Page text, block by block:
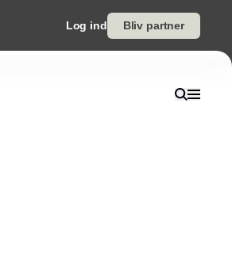
Log ind Bliv partner